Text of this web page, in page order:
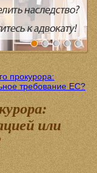
прокурора:
требование ЕС?
или